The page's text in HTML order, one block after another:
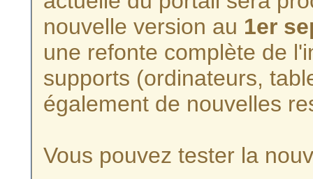
nouvelle version au 1er
une refonte complète de
supports (ordinateurs,
également de nouvelles
Vous pouvez tester la